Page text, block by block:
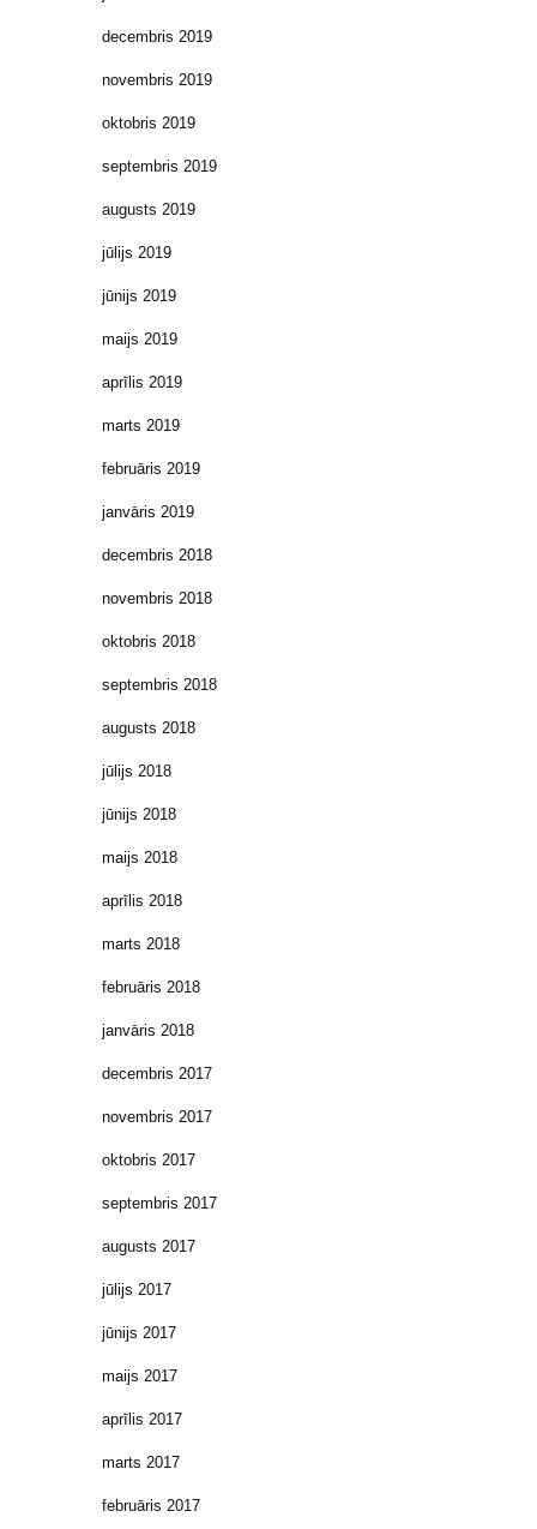
decembris 2019
novembris 2019
oktobris 2019
septembris 2019
augusts 2019
jūlijs 2019
jūnijs 2019
maijs 2019
aprīlis 2019
marts 2019
februāris 2019
janvāris 2019
decembris 2018
novembris 2018
oktobris 2018
septembris 2018
augusts 2018
jūlijs 2018
jūnijs 2018
maijs 2018
aprīlis 2018
marts 2018
februāris 2018
janvāris 2018
decembris 2017
novembris 2017
oktobris 2017
septembris 2017
augusts 2017
jūlijs 2017
jūnijs 2017
maijs 2017
aprīlis 2017
marts 2017
februāris 2017